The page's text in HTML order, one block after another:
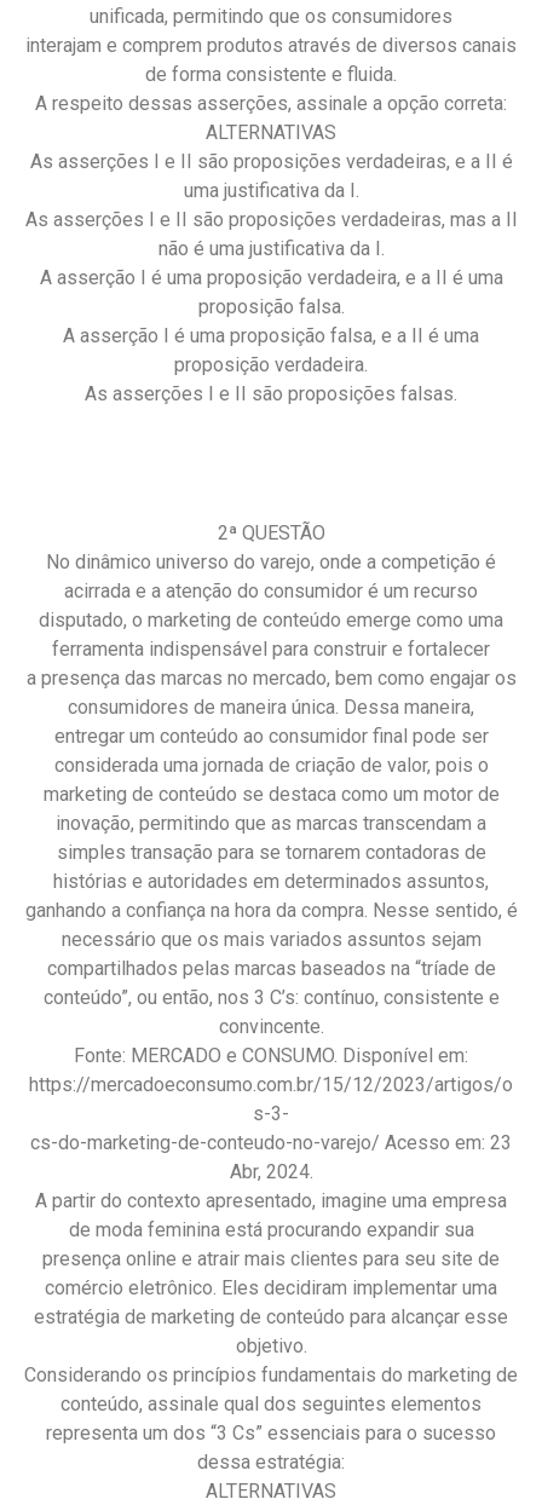
unificada, permitindo que os consumidores
interajam e comprem produtos através de diversos canais
de forma consistente e fluida.
A respeito dessas asserções, assinale a opção correta:
ALTERNATIVAS
As asserções I e II são proposições verdadeiras, e a II é
uma justificativa da I.
As asserções I e II são proposições verdadeiras, mas a II
não é uma justificativa da I.
A asserção I é uma proposição verdadeira, e a II é uma
proposição falsa.
A asserção I é uma proposição falsa, e a II é uma
proposição verdadeira.
As asserções I e II são proposições falsas.
2ª QUESTÃO
No dinâmico universo do varejo, onde a competição é
acirrada e a atenção do consumidor é um recurso
disputado, o marketing de conteúdo emerge como uma
ferramenta indispensável para construir e fortalecer
a presença das marcas no mercado, bem como engajar os
consumidores de maneira única. Dessa maneira,
entregar um conteúdo ao consumidor final pode ser
considerada uma jornada de criação de valor, pois o
marketing de conteúdo se destaca como um motor de
inovação, permitindo que as marcas transcendam a
simples transação para se tornarem contadoras de
histórias e autoridades em determinados assuntos,
ganhando a confiança na hora da compra. Nesse sentido, é
necessário que os mais variados assuntos sejam
compartilhados pelas marcas baseados na “tríade de
conteúdo”, ou então, nos 3 C’s: contínuo, consistente e
convincente.
Fonte: MERCADO e CONSUMO. Disponível em:
https://mercadoeconsumo.com.br/15/12/2023/artigos/o
s-3-
cs-do-marketing-de-conteudo-no-varejo/ Acesso em: 23
Abr, 2024.
A partir do contexto apresentado, imagine uma empresa
de moda feminina está procurando expandir sua
presença online e atrair mais clientes para seu site de
comércio eletrônico. Eles decidiram implementar uma
estratégia de marketing de conteúdo para alcançar esse
objetivo.
Considerando os princípios fundamentais do marketing de
conteúdo, assinale qual dos seguintes elementos
representa um dos “3 Cs” essenciais para o sucesso
dessa estratégia:
ALTERNATIVAS